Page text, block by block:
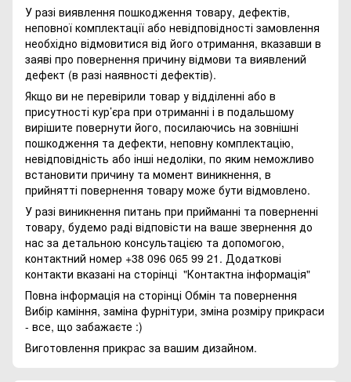
У разі виявлення пошкодження товару, дефектів,
неповної комплектації або невідповідності замовлення
необхідно відмовитися від його отримання, вказавши в
заяві про повернення причину відмови та виявлений
дефект (в разі наявності дефектів).
Якщо ви не перевірили товар у відділенні або в
присутності кур’єра при отриманні і в подальшому
вирішите повернути його, посилаючись на зовнішні
пошкодження та дефекти, неповну комплектацію,
невідповідність або інші недоліки, по яким неможливо
встановити причину та момент виникнення, в
прийнятті повернення товару може бути відмовлено.
У разі виникнення питань при прийманні та поверненні
товару, будемо раді відповісти на ваше звернення до
нас за детальною консультацією та допомогою,
контактний номер +38 096 065 99 21. Додаткові
контакти вказані на сторінці "Контактна інформація"
Повна інформація на сторінці Обмін та повернення
Вибір каміння, заміна фурнітури, зміна розміру прикраси
- все, що забажаєте :)
Виготовлення прикрас за вашим дизайном.